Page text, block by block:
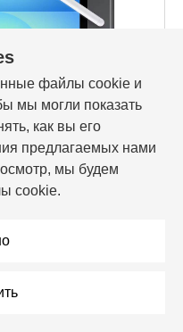
FE+, 5G, 13.1",
файлы cookie и
мы могли показать
как вы его
предлагаемых нами
мы будем
cookie.